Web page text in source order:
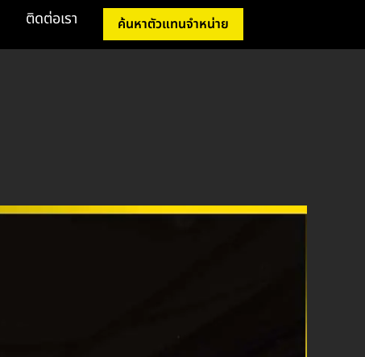
ติดต่อเรา ค้นหาตัวแทนจำหน่าย